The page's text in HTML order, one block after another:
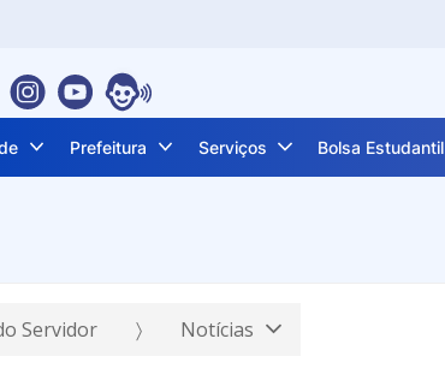
Prefeitura Serviços Bolsa Estudantil
Servidor Notícias